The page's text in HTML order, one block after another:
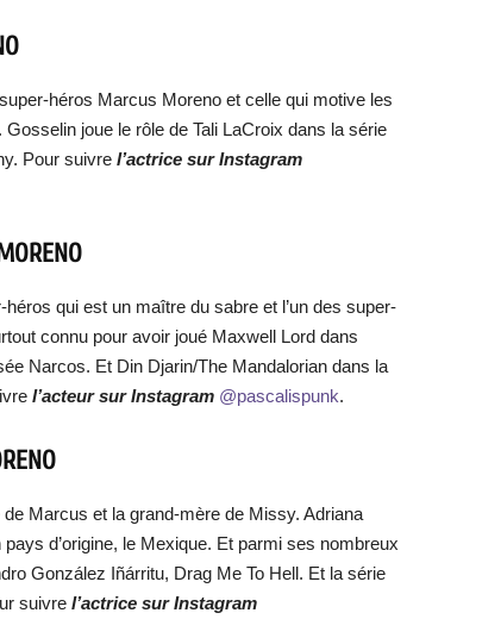
héros Marcus Moreno et celle qui motive les
joue le rôle de Tali LaCroix dans la série
Pour suivre l’actrice sur Instagram
qui est un maître du sabre et l’un des super-
connu pour avoir joué Maxwell Lord dans
Narcos. Et Din Djarin/The Mandalorian dans la
l’acteur sur Instagram @pascalispunk.
Marcus et la grand-mère de Missy. Adriana
d’origine, le Mexique. Et parmi ses nombreux
González Iñárritu, Drag Me To Hell. Et la série
suivre l’actrice sur Instagram